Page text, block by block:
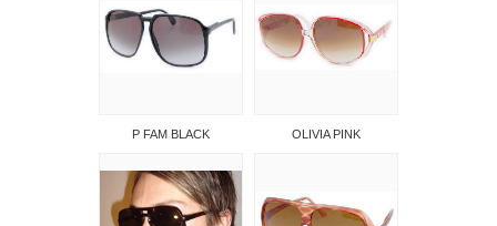
P FAM BLACK OLIVIA PINK